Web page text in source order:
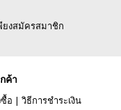
ยงสมัครสมาชิก
ค้า
อ | วิธีการชำระเงิน